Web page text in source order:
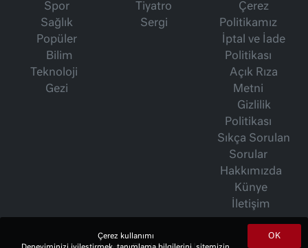
Spor
Sağlık
Popüler
Bilim
Teknoloji
Gezi
Tiyatro
Sergi
Çerez
Politikamız
İptal ve İade
Politikası
Açık Rıza
Metni
Gizlilik
Politikası
Sıkça Sorulan
Sorular
Hakkımızda
Künye
İletişim
OK
Çerez kullanımı